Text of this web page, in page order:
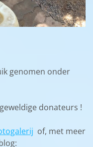
genomen onder
donateurs !
of, met meer